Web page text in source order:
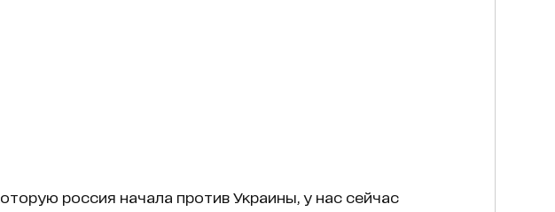
россия начала против Украины, у нас сейчас